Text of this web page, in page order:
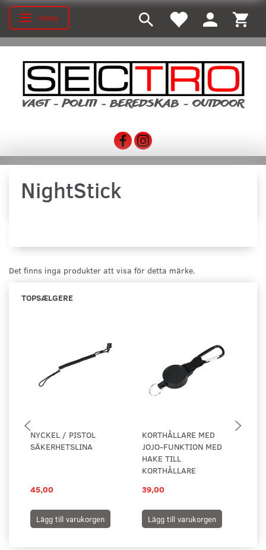
Ändra navigering
meny
NightStick
Det finns inga produkter att visa för detta märke.
TOPSÆLGERE
NYCKEL / PISTOL
SÄKERHETSLINA
45,00
Lägg till varukorgen
KORTHÅLLARE MED
JOJO-FUNKTION MED
HAKE TILL
KORTHÅLLARE
39,00
Lägg till varukorgen